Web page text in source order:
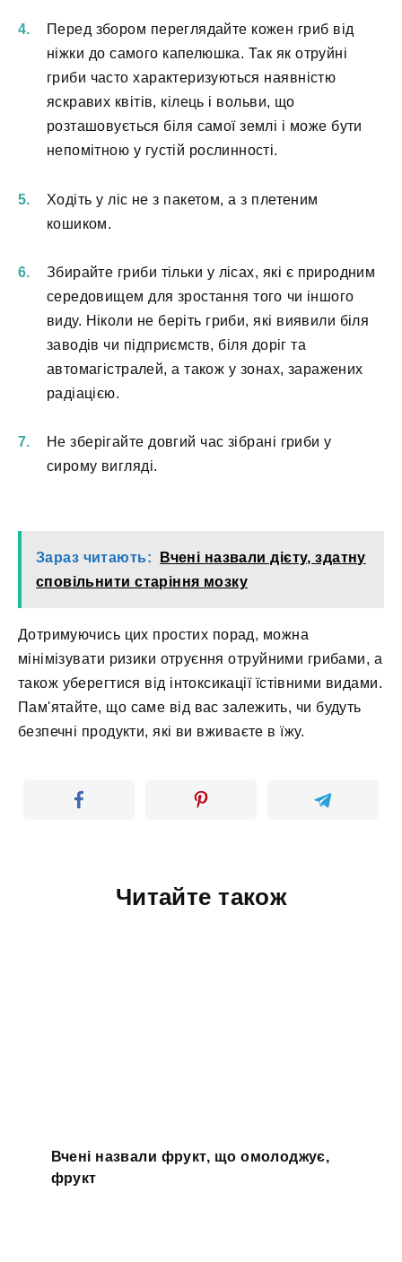
Перед збором переглядайте кожен гриб від
ніжки до самого капелюшка. Так як отруйні
гриби часто характеризуються наявністю
яскравих квітів, кілець і вольви, що
розташовується біля самої землі і може бути
непомітною у густій рослинності.
Ходіть у ліс не з пакетом, а з плетеним
кошиком.
Збирайте гриби тільки у лісах, які є природним
середовищем для зростання того чи іншого
виду. Ніколи не беріть гриби, які виявили біля
заводів чи підприємств, біля доріг та
автомагістралей, а також у зонах, заражених
радіацією.
Не зберігайте довгий час зібрані гриби у
сирому вигляді.
Зараз читають:
Вчені назвали дієту, здатну
сповільнити старіння мозку
Дотримуючись цих простих порад, можна
мінімізувати ризики отруєння отруйними грибами, а
також уберегтися від інтоксикації їстівними видами.
Пам'ятайте, що саме від вас залежить, чи будуть
безпечні продукти, які ви вживаєте в їжу.
Читайте також
Вчені назвали фрукт, що омолоджує,
фрукт